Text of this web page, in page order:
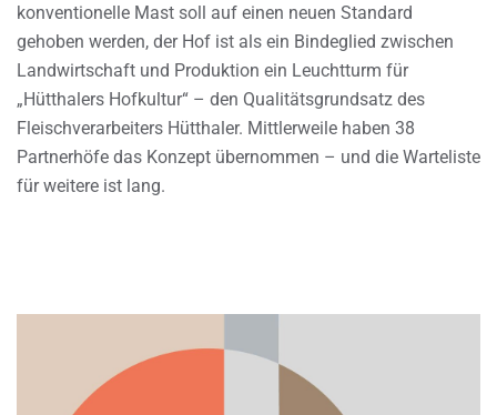
konventionelle Mast soll auf einen neuen Standard
gehoben werden, der Hof ist als ein Bindeglied zwischen
Landwirtschaft und Produktion ein Leuchtturm für
„Hütthalers Hofkultur“ – den Qualitätsgrundsatz des
Fleischverarbeiters Hütthaler. Mittlerweile haben 38
Partnerhöfe das Konzept übernommen – und die Warteliste
für weitere ist lang.